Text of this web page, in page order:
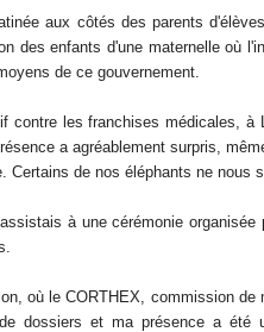
aux côtés des parents
des enfants d'une maternelle où
de ce gouvernement.
contre les franchises médicales, à
a agréablement surpris,
Certains de nos éléphants ne nous
à une cérémonie organisée
où le CORTHEX, commission de
dossiers et ma présence a été